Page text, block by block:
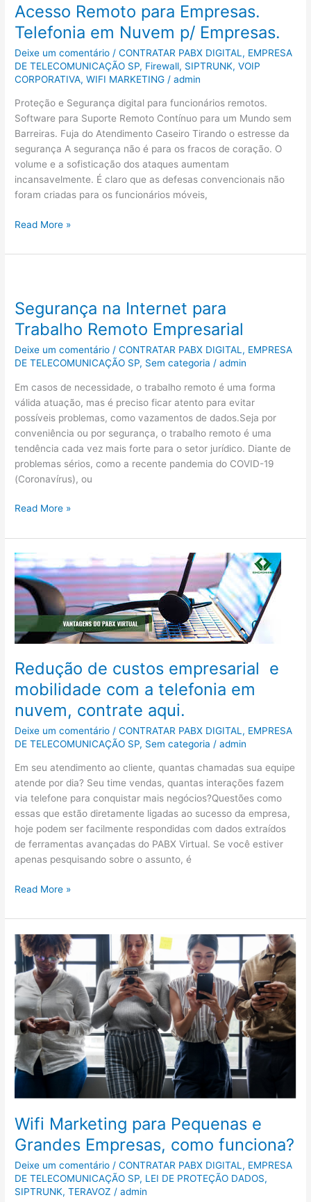
Acesso Remoto para Empresas.
Telefonia em Nuvem p/ Empresas.
Deixe um comentário /CONTRATAR PABX DIGITAL , EMPRESA
DE TELECOMUNICAÇÃO SP, Firewall, SIPTRUNK,VOIP
CORPORATIVA,WIFI MARKETING /admin
Proteção e Segurança digital para funcionários remotos.
Software para Suporte Remoto Contínuo para um Mundo sem
Barreiras. Fuja do Atendimento Caseiro Tirando o estresse da
segurança A segurança não é para os fracos de coração. O
volume e a sofisticação dos ataques aumentam
incansavelmente. É claro que as defesas convencionais não
foram criadas para os funcionários móveis,
para
Empresas.
Telefonia
em
Nuvem
p/
Empresas.
Read More »
Segurança na Internet para
Trabalho Remoto Empresarial
Deixe um comentário /CONTRATAR PABX DIGITAL , EMPRESA
DE TELECOMUNICAÇÃO SP, Sem categoria /admin
Em casos de necessidade, o trabalho remoto é uma forma
válida atuação, mas é preciso ficar atento para evitar
possíveis problemas, como vazamentos de dados.Seja por
conveniência ou por segurança, o trabalho remoto é uma
tendência cada vez mais forte para o setor jurídico. Diante de
problemas sérios, como a recente pandemia do COVID-19
(Coronavírus), ou
Internet
para
Trabalho
Remoto
Empresarial
Read More »
Redução de custos empresarial e
mobilidade com a telefonia em
nuvem, contrate aqui.
Deixe um comentário /CONTRATAR PABX DIGITAL , EMPRESA
DE TELECOMUNICAÇÃO SP, Sem categoria /admin
Em seu atendimento ao cliente, quantas chamadas sua equipe
atende por dia? Seu time vendas, quantas interações fazem
via telefone para conquistar mais negócios?Questões como
essas que estão diretamente ligadas ao sucesso da empresa,
hoje podem ser facilmente respondidas com dados extraídos
de ferramentas avançadas do PABX Virtual. Se você estiver
apenas pesquisando sobre o assunto, é
Redução
de
custos
empresarial
mobilidade
a
telefonia
em
nuvem,
contrate
aqui.
Read More »
Wifi Marketing para Pequenas e
Grandes Empresas, como funciona?
Deixe um comentário /CONTRATAR PABX DIGITAL, EMPRESA
DE TELECOMUNICAÇÃO SP, LEI DE PROTEÇÃO DADOS,
SIPTRUNK,TERAVOZ /admin
Wifi
Marketing
para
Pequenas
e
Grandes
Empresas,
como
funciona?